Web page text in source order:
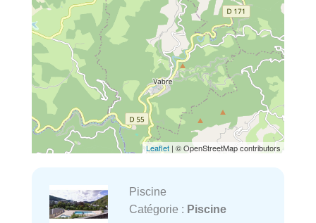
Leaflet | © OpenStreetMap contributors
Piscine
Catégorie : Piscine